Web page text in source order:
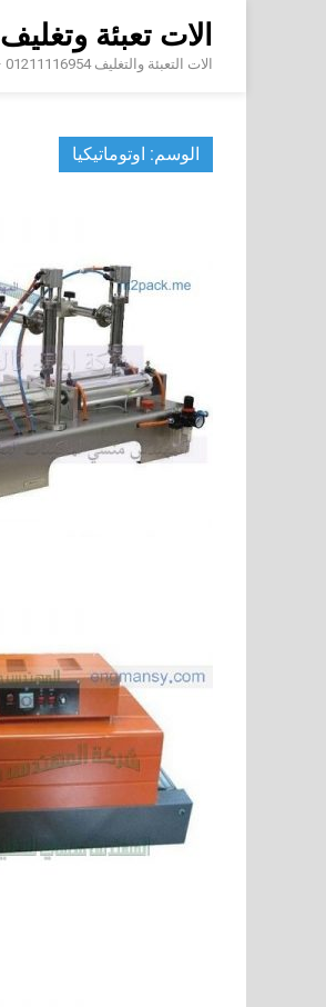
content
الات تعبئة وتغليف
الات التعبئة والتغليف 01211116954 – 01211116956 – 01211116958
الوسم: اوتوماتيكيا